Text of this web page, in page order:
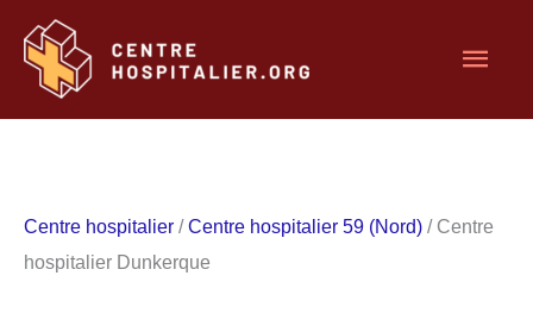
contenu
Centre hospitalier /Centre hospitalier 59 (Nord) / Centre
hospitalier Dunkerque